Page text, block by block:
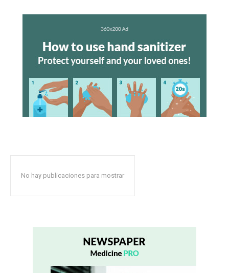
No hay publicaciones para mostrar